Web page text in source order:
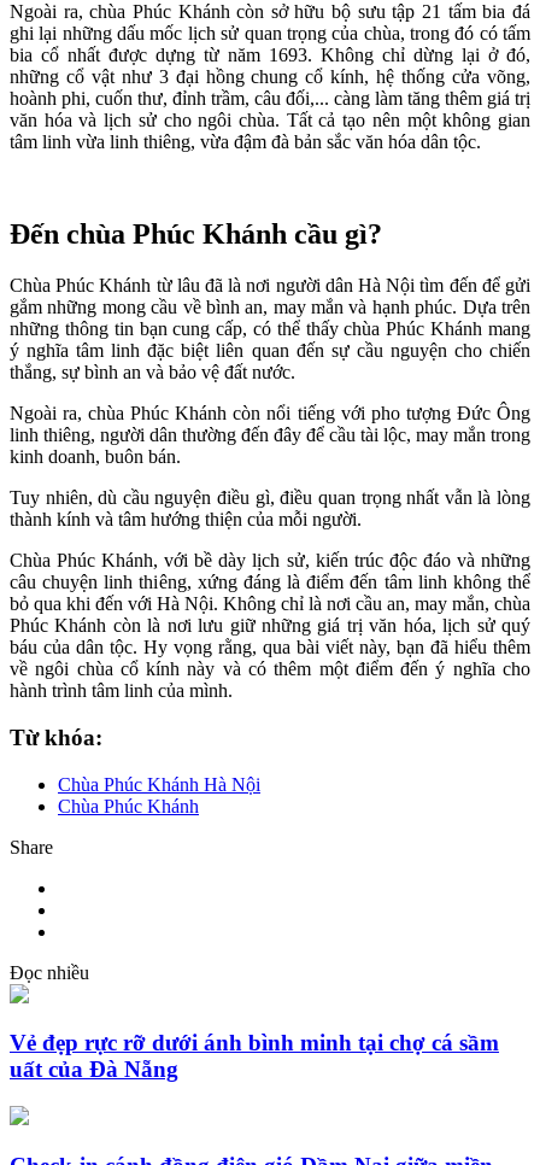
Ngoài ra, chùa Phúc Khánh còn sở hữu bộ sưu tập 21 tấm bia đá
ghi lại những dấu mốc lịch sử quan trọng của chùa, trong đó có tấm
bia cổ nhất được dựng từ năm 1693. Không chỉ dừng lại ở đó,
những cổ vật như 3 đại hồng chung cổ kính, hệ thống cửa võng,
hoành phi, cuốn thư, đỉnh trầm, câu đối,... càng làm tăng thêm giá trị
văn hóa và lịch sử cho ngôi chùa. Tất cả tạo nên một không gian
tâm linh vừa linh thiêng, vừa đậm đà bản sắc văn hóa dân tộc.
Đến chùa Phúc Khánh cầu gì?
Chùa Phúc Khánh từ lâu đã là nơi người dân Hà Nội tìm đến để gửi
gắm những mong cầu về bình an, may mắn và hạnh phúc. Dựa trên
những thông tin bạn cung cấp, có thể thấy chùa Phúc Khánh mang
ý nghĩa tâm linh đặc biệt liên quan đến sự cầu nguyện cho chiến
thắng, sự bình an và bảo vệ đất nước.
Ngoài ra, chùa Phúc Khánh còn nổi tiếng với pho tượng Đức Ông
linh thiêng, người dân thường đến đây để cầu tài lộc, may mắn trong
kinh doanh, buôn bán.
Tuy nhiên, dù cầu nguyện điều gì, điều quan trọng nhất vẫn là lòng
thành kính và tâm hướng thiện của mỗi người.
Chùa Phúc Khánh, với bề dày lịch sử, kiến trúc độc đáo và những
câu chuyện linh thiêng, xứng đáng là điểm đến tâm linh không thể
bỏ qua khi đến với Hà Nội. Không chỉ là nơi cầu an, may mắn, chùa
Phúc Khánh còn là nơi lưu giữ những giá trị văn hóa, lịch sử quý
báu của dân tộc. Hy vọng rằng, qua bài viết này, bạn đã hiểu thêm
về ngôi chùa cổ kính này và có thêm một điểm đến ý nghĩa cho
hành trình tâm linh của mình.
Từ khóa:
Chùa Phúc Khánh Hà Nội
Chùa Phúc Khánh
Share
Đọc nhiều
Vẻ đẹp rực rỡ dưới ánh bình minh tại chợ cá sầm
uất của Đà Nẵng